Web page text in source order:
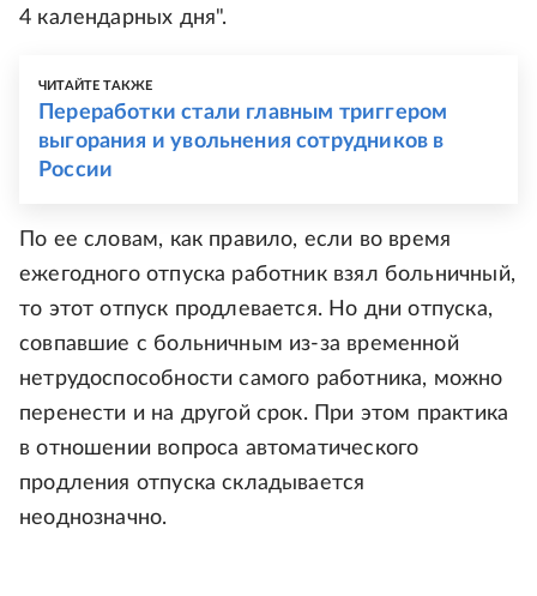
4 календарных дня".
ЧИТАЙТЕ ТАКЖЕ
Переработки стали главным триггером
выгорания и увольнения сотрудников в
России
По ее словам, как правило, если во время
ежегодного отпуска работник взял больничный,
то этот отпуск продлевается. Но дни отпуска,
совпавшие с больничным из-за временной
нетрудоспособности самого работника, можно
перенести и на другой срок. При этом практика
в отношении вопроса автоматического
продления отпуска складывается
неоднозначно.